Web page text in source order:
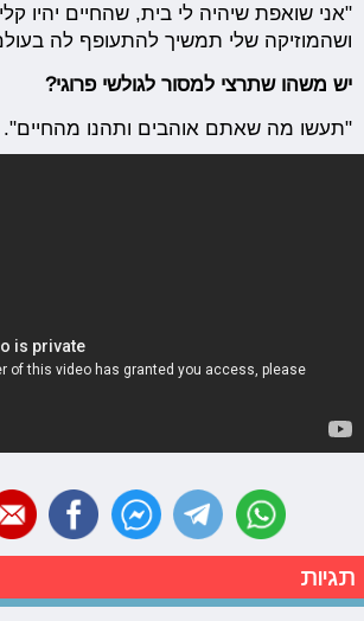
"אני שואפת שיהיה לי בית, שהחיים יהיו
ושהמוזיקה שלי תמשיך להתעופף לה
יש משהו שתרצי למסור לגולשי פרוגי?
"תעשו מה שאתם אוהבים ותהנו מהחיים".
תגיות